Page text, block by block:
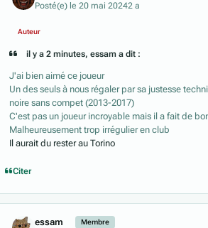
Posté(e) le 20 mai 20242 a
Auteur
il y a 2 minutes, essam a dit :
J'ai bien aimé ce joueur
Un des seuls à nous régaler par sa justesse
noire sans compet (2013-2017)
C'est pas un joueur incroyable mais il a fait de
Malheureusement trop irrégulier en club
Il aurait du rester au Torino
Citer
essam Membre